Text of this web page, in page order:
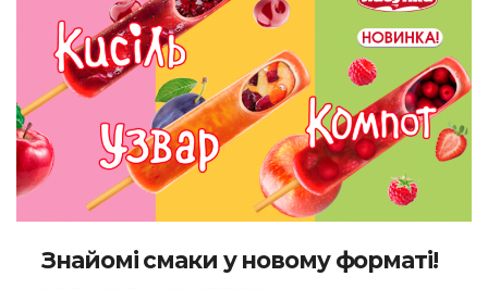
Знайомі смаки у новому форматі!